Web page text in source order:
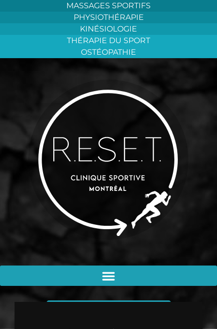
MASSAGES SPORTIFS
PHYSIOTHÉRAPIE
KINÉSIOLOGIE
THÉRAPIE DU SPORT
OSTÉOPATHIE